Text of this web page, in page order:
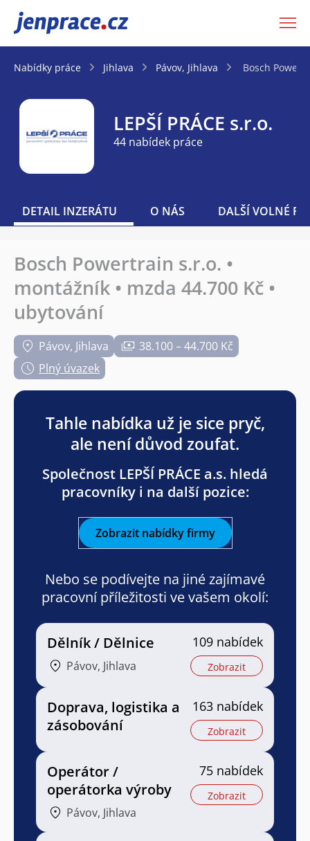
JenPráce.cz
Nabídky práce Jihlava Pávov, Jihlava Bosch
LEPŠÍ PRÁCE s.r.o.
44 nabídek práce
DETAIL INZERÁTU O NÁS DALŠÍ VOLNÉ
Bosch Powertrain s.r.o. •
montážník • mzda 44.700 Kč •
ubytování
Pávov, Jihlava
38.100 – 44.700 Kč
Plný úvazek
Tahle nabídka už je sice pryč,
ale není důvod zoufat.
Společnost LEPŠÍ PRÁCE a.s. hledá
pracovníky i na další pozice:
Zobrazit nabídky firmy
Nebo se podívejte na jiné zajímavé
pracovní příležitosti ve vašem okolí:
Dělník / Dělnice
Pávov, Jihlava
109 nabídek
Zobrazit
Doprava, logistika a
zásobování
163 nabídek
Zobrazit
Operátor /
operátorka výroby
Pávov, Jihlava
75 nabídek
Zobrazit